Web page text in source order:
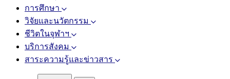
การศึกษา
วิจัยและนวัตกรรม
ชีวิตในจุฬาฯ
บริการสังคม
สาระความรู้และข่าวสาร